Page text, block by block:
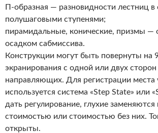
П-образная — разновидности лестниц
полушаговыми ступенями;
пирамидальные, конические, призмы —
осадком сабмиссива.
Конструкции могут быть повернуты на
экранирования с одной или двух сторон
направляющих. Для регистрации места
используется система «Step State» или
дать регулирование, глухие заменяются
стоимостью или стоимостью без них.
открыты.